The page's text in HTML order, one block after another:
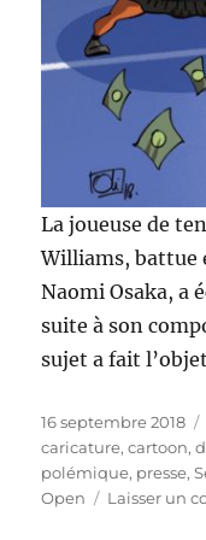
La joueuse de
Williams, battue
Naomi Osaka, a
suite à son
sujet a fait
Publié
le
16 septembre 2018
caricature,cartoon,
polémique, presse,
Open
Laisser un